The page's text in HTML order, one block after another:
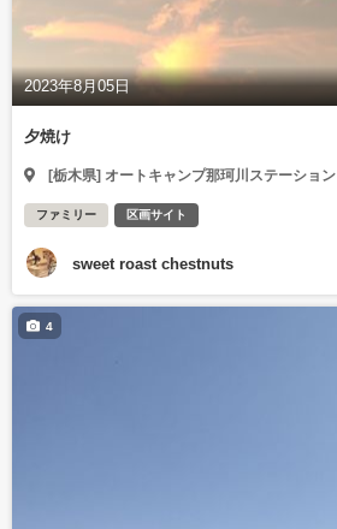
2023年8月05日
夕焼け
[栃木県] オートキャンプ那珂川ステーション
ファミリー 区画サイト
sweet roast chestnuts
4